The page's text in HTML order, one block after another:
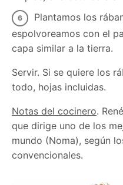
Plantamos los
espolvoreamos con el
capa similar a la tierra.
Servir. Si se quiere los
todo, hojas incluidas.
Notas del cocinero.
que dirige uno de los
mundo (Noma), según
convencionales.